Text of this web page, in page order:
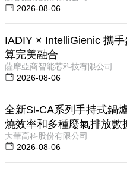
2026-08-06
IADIY × IntelliGienic 攜
算完美融合
薩摩亞商智能芯科技有限公司
2026-08-06
全新Si-CA系列手持式鍋
燒效率和多種廢氣排放數
大華高科股份有限公司
2026-08-06